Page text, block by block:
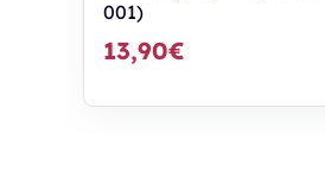
001)
13,90€